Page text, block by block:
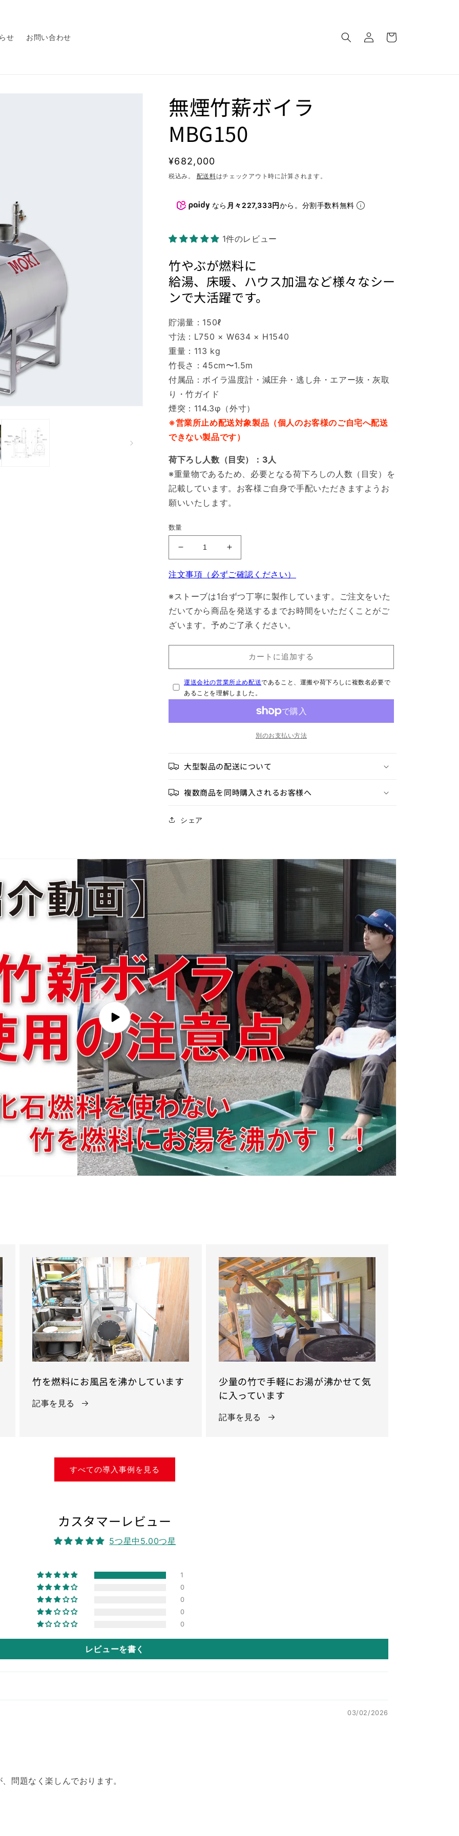
せ お問い合わせ
グ
イ
ー
無煙竹薪ボイラ
MBG150
通
常
格
¥682,000
税込み。 配送料はチェックアウト時に計算されます。
なら 月々227,333円から。分割手数料無料
1件のレビュー
竹やぶが燃料に
給湯、床暖、ハウス加温など様々なシー
ンで大活躍です。
貯湯量：150ℓ
寸法：L750 × W634 × H1540
重量：113 kg
竹長さ：45cm〜1.5m
付属品：ボイラ温度計・減圧弁・逃し弁・エアー抜・灰取
り・竹ガイド
煙突：114.3φ（外寸）
※営業所止め配送対象製品（個人のお客様のご自宅へ配送
できない製品です）
荷下ろし人数（目安）：3人
※重量物であるため、必要となる荷下ろしの人数（目安）を
記載しています。お客様ご自身で手配いただきますようお
願いいたします。
数量
竹
ボ
イ
ラ
を
減
す
無
竹
ボ
イ
ラ
を
増
す
注文事項（必ずご確認ください）
※ストーブは1台ずつ丁寧に製作しています。ご注文をいた
だいてから商品を発送するまでお時間をいただくことがご
ざいます。予めご了承ください。
カートに追加する
運送会社の営業所止め配送であること、運搬や荷下ろしに複数名必要で
あることを理解しました。
別のお支払い方法
大型製品の配送について
複数商品を同時購入されるお客様へ
シェア
竹を燃料にお風呂を沸かしています
記事を見る
少量の竹で手軽にお湯が沸かせて気
に入っています
記事を見る
すべての導入事例を見る
カスタマーレビュー
5つ星中5.00つ星
1
0
0
0
0
レビューを書く
03/02/2026
問題なく楽しんでおります。